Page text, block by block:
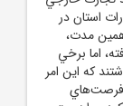
استان در
مدت،
کاهش يافته، اما برخي
26 درصدي داشتند که اين امر
فرصت‌هاي